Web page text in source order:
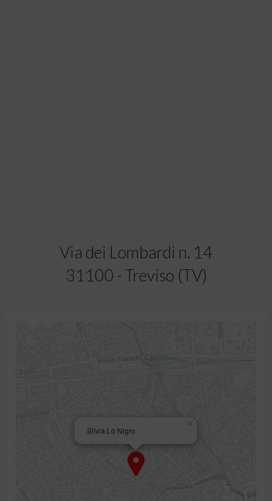
Via dei Lombardi n. 14
31100 - Treviso (TV)
Silvia Lo Nigro